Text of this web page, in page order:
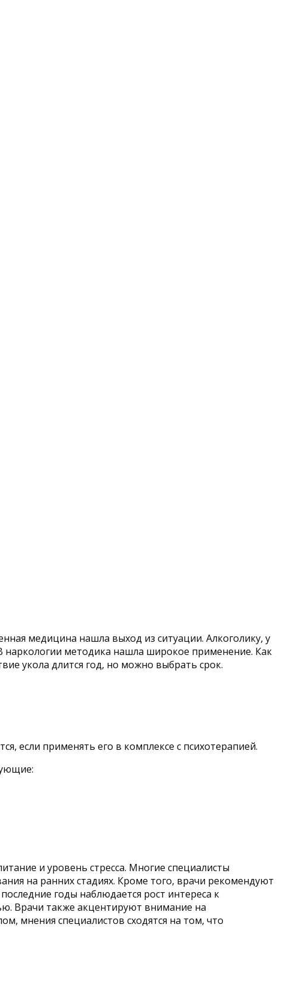
медицина нашла выход из ситуации. Алкоголику, у
наркологии методика нашла широкое применение. Как
укола длится год, но можно выбрать срок.
если применять его в комплексе с психотерапией.
и уровень стресса. Многие специалисты
на ранних стадиях. Кроме того, врачи рекомендуют
годы наблюдается рост интереса к
Врачи также акцентируют внимание на
мнения специалистов сходятся на том, что